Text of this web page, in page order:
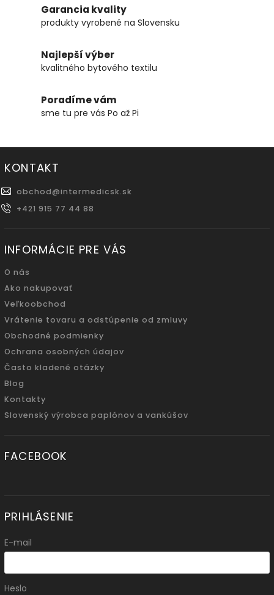
Garancia kvality
produkty vyrobené na Slovensku
Najlepší výber
kvalitného bytového textilu
Poradíme vám
sme tu pre vás Po až Pi
KONTAKT
obchod@intermedicsk.sk
+421 915 77 44 88
INFORMÁCIE PRE VÁS
O nás
Ako nakupovať
Veľkoobchod
Vrátenie tovaru a odstúpenie od zmluvy
Obchodné podmienky
Ochrana osobných údajov
Často kladené otázky
Blog
Kontakty
Slovenský výrobca paplónov a vankúšov
FACEBOOK
PRIHLÁSENIE
E-mail
Heslo